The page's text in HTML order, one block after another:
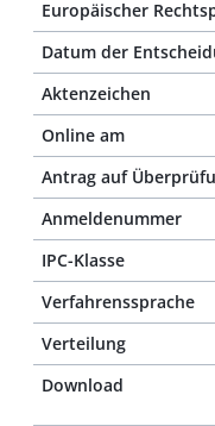
Europäischer
Datum der
Aktenzeichen
Online am
Antrag auf
Anmeldenummer
IPC-Klasse
Verfahrenssprache
Verteilung
Download